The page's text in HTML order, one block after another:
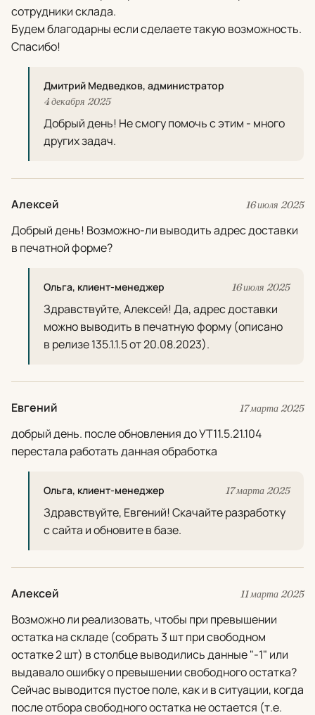
сотрудники склада.
Будем благодарны если сделаете такую возможность.
Спасибо!
Дмитрий Медведков, администратор
4 декабря 2025
Добрый день! Не смогу помочь с этим - много
других задач.
Алексей 16 июля 2025
Добрый день! Возможно-ли выводить адрес доставки
в печатной форме?
Ольга, клиент-менеджер 16 июля 2025
Здравствуйте, Алексей! Да, адрес доставки
можно выводить в печатную форму (описано
в релизе 135.1.1.5 от 20.08.2023).
Евгений 17 марта 2025
добрый день. после обновления до УТ11.5.21.104
перестала работать данная обработка
Ольга, клиент-менеджер 17 марта 2025
Здравствуйте, Евгений! Скачайте разработку
с сайта и обновите в базе.
Алексей 11 марта 2025
Возможно ли реализовать, чтобы при превышении
остатка на складе (собрать 3 шт при свободном
остатке 2 шт) в столбце выводились данные "-1" или
выдавало ошибку о превышении свободного остатка?
Сейчас выводится пустое поле, как и в ситуации, когда
после отбора свободного остатка не остается (т.е.